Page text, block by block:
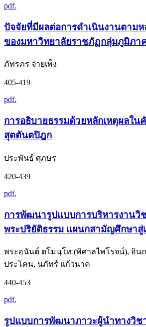
pdf.
ปัจจัยที่มีผลต่อการดำเนินงานตาม
ของมหาวิทยาลัยราชภัฏกลุ่มภูมิภา
ภัทรภร จ่ายเพ็ง
405-419
pdf.
การอธิบายธรรมด้วยหลักเหตุผลใน
สุตตันตปิฎก
ประพันธ์ ศุภษร
420-439
pdf.
การพัฒนารูปแบบการบริหารงานวิช
พระปริยัติธรรม แผนกสามัญศึกษา
พระอนันต์ ตโมนุโท (พิศาลไพโรจน์), อิน
ประโคน, นภัทร์ แก้วนาค
440-453
pdf.
รูปแบบการพัฒนาภาวะผู้นำทางวิช